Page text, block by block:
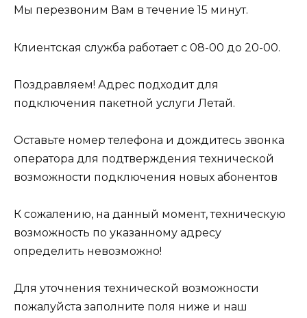
Мы перезвоним Вам в течение 15 минут.
Клиентская служба работает с 08-00 до 20-00.
Поздравляем! Адрес подходит для
подключения пакетной услуги Летай.
Оставьте номер телефона и дождитесь звонка
оператора для подтверждения технической
возможности подключения новых абонентов
К сожалению, на данный момент, техническую
возможность по указанному адресу
определить невозможно!
Для уточнения технической возможности
пожалуйста заполните поля ниже и наш